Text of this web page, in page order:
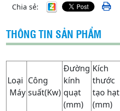
Chia sẻ:
THÔNG TIN SẢN PHẨM
Loại
Máy
Công
suất(Kw)
Đường
kính
quạt
(mm)
Kích
thước
tạo hạt
(mm)